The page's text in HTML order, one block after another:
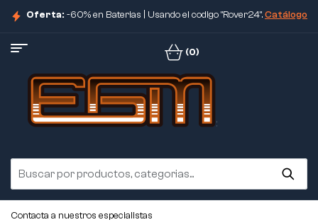
Oferta: -60% en Baterias | Usando el codigo "Rover24".Catálogo
(0)
Contacta a nuestros especialistas